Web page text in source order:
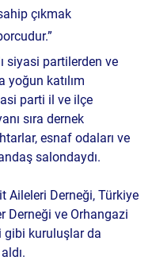
çıkmak
siyasi partilerden ve
yoğun katılım
parti il ve ilçe
sıra dernek
esnaf odaları ve
salondaydı.
Aileleri Derneği, Türkiye
Derneği ve Orhangazi
gibi kuruluşlar da